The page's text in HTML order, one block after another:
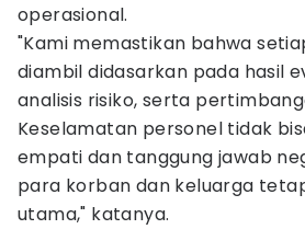
operasional.
"Kami memastikan bahwa
diambil didasarkan pada hasil
analisis risiko, serta
Keselamatan personel tidak
empati dan tanggung jawab
para korban dan keluarga
utama," katanya.